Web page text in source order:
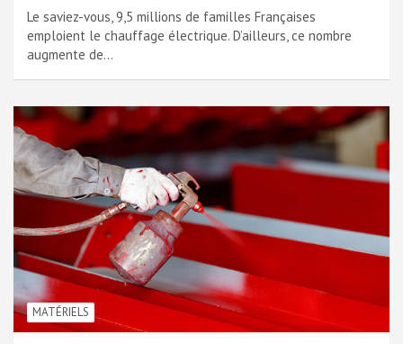
Le saviez-vous, 9,5 millions de familles Françaises
emploient le chauffage électrique. D’ailleurs, ce nombre
augmente de…
MATÉRIELS